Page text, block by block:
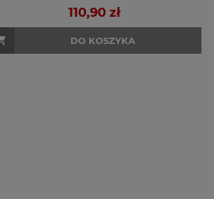
110,90 zł
DO KOSZYKA